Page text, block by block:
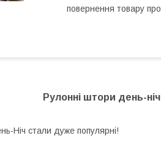
повернення товару
Рулонні штори день-
Ніч стали дуже популярні!